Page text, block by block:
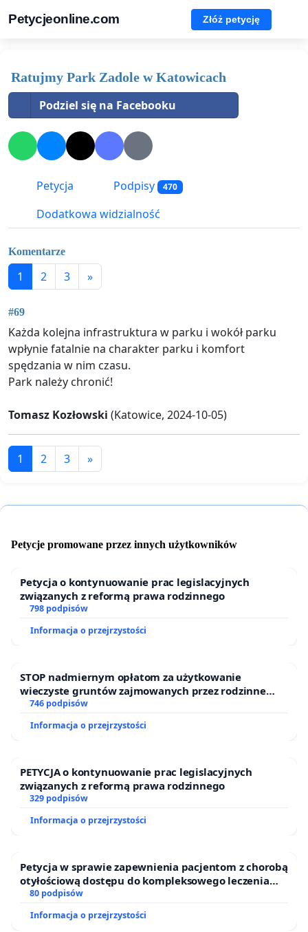
Petycjeonline.com Złóż petycję
Ratujmy Park Zadole w Katowicach
Podziel się na Facebooku
Petycja Podpisy 470
Dodatkowa widzialność
Komentarze
1 2 3 »
#69
Każda kolejna infrastruktura w parku i wokół parku
wpłynie fatalnie na charakter parku i komfort
spędzania w nim czasu.
Park należy chronić!
Tomasz Kozłowski (Katowice, 2024-10-05)
1 2 3 »
Petycje promowane przez innych użytkowników
Petycja o kontynuowanie prac legislacyjnych
związanych z reformą prawa rodzinnego
798 podpisów
Informacja o przejrzystości
STOP nadmiernym opłatom za użytkowanie
wieczyste gruntów zajmowanych przez rodzinne
ogrody działkowe.
746 podpisów
Informacja o przejrzystości
PETYCJA o kontynuowanie prac legislacyjnych
związanych z reformą prawa rodzinnego
329 podpisów
Informacja o przejrzystości
Petycja w sprawie zapewnienia pacjentom z chorobą
otyłościową dostępu do kompleksowego leczenia
oraz programów profilaktycznych.
80 podpisów
Informacja o przejrzystości